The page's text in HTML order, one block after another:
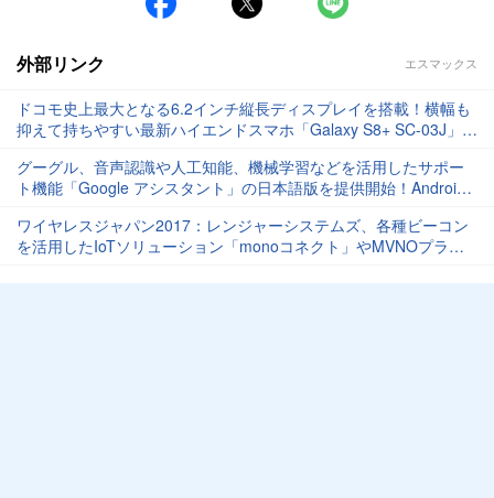
外部リンク エスマックス
ドコモ史上最大となる6.2インチ縦長ディスプレイを搭載！横幅も
抑えて持ちやすい最新ハイエンドスマホ「Galaxy S8+ SC-03J」を
グーグル、音声認識や人工知能、機械学習などを活用したサポー
ト機能「Google アシスタント」の日本語版を提供開始！Android
ワイヤレスジャパン2017：レンジャーシステムズ、各種ビーコン
を活用したIoTソリューション「monoコネクト」やMVNOプラッ